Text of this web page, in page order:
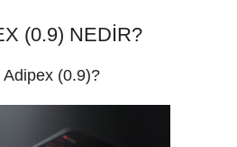
(0.9) NEDIR?
(0.9)?